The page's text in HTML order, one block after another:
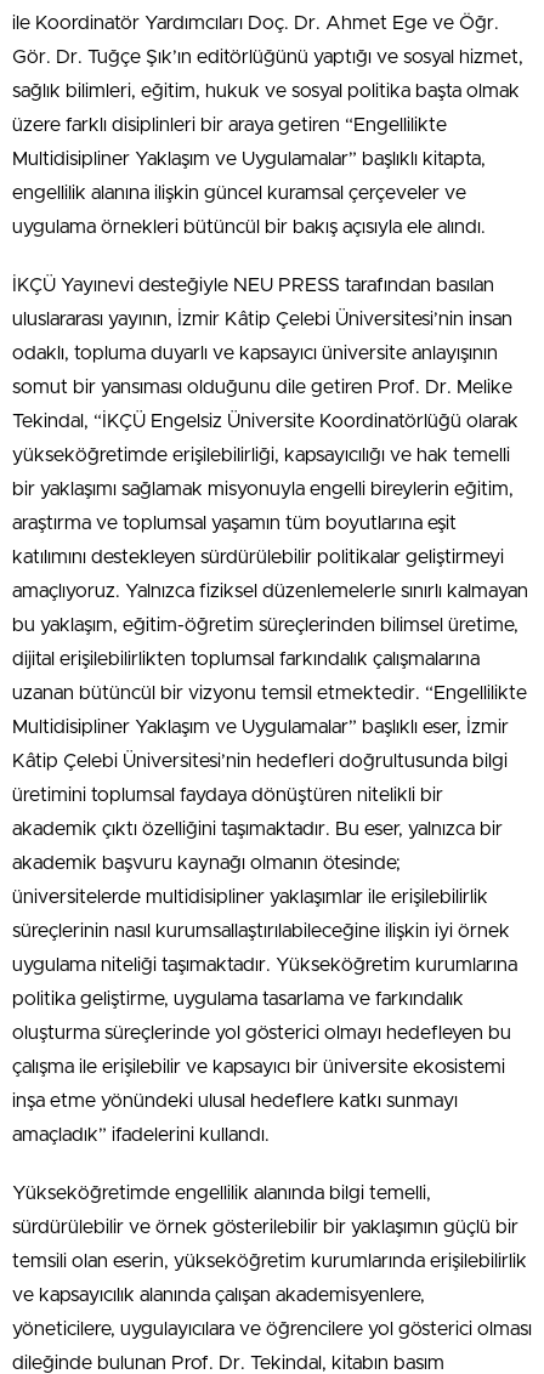
ile Koordinatör Yardımcıları Doç. Dr. Ahmet Ege ve Öğr.
Gör. Dr. Tuğçe Şık’ın editörlüğünü yaptığı ve sosyal hizmet,
sağlık bilimleri, eğitim, hukuk ve sosyal politika başta olmak
üzere farklı disiplinleri bir araya getiren “Engellilikte
Multidisipliner Yaklaşım ve Uygulamalar” başlıklı kitapta,
engellilik alanına ilişkin güncel kuramsal çerçeveler ve
uygulama örnekleri bütüncül bir bakış açısıyla ele alındı.
İKÇÜ Yayınevi desteğiyle NEU PRESS tarafından basılan
uluslararası yayının, İzmir Kâtip Çelebi Üniversitesi’nin insan
odaklı, topluma duyarlı ve kapsayıcı üniversite anlayışının
somut bir yansıması olduğunu dile getiren Prof. Dr. Melike
Tekindal, “İKÇÜ Engelsiz Üniversite Koordinatörlüğü olarak
yükseköğretimde erişilebilirliği, kapsayıcılığı ve hak temelli
bir yaklaşımı sağlamak misyonuyla engelli bireylerin eğitim,
araştırma ve toplumsal yaşamın tüm boyutlarına eşit
katılımını destekleyen sürdürülebilir politikalar geliştirmeyi
amaçlıyoruz. Yalnızca fiziksel düzenlemelerle sınırlı kalmayan
bu yaklaşım, eğitim-öğretim süreçlerinden bilimsel üretime,
dijital erişilebilirlikten toplumsal farkındalık çalışmalarına
uzanan bütüncül bir vizyonu temsil etmektedir. “Engellilikte
Multidisipliner Yaklaşım ve Uygulamalar” başlıklı eser, İzmir
Kâtip Çelebi Üniversitesi’nin hedefleri doğrultusunda bilgi
üretimini toplumsal faydaya dönüştüren nitelikli bir
akademik çıktı özelliğini taşımaktadır. Bu eser, yalnızca bir
akademik başvuru kaynağı olmanın ötesinde;
üniversitelerde multidisipliner yaklaşımlar ile erişilebilirlik
süreçlerinin nasıl kurumsallaştırılabileceğine ilişkin iyi örnek
uygulama niteliği taşımaktadır. Yükseköğretim kurumlarına
politika geliştirme, uygulama tasarlama ve farkındalık
oluşturma süreçlerinde yol gösterici olmayı hedefleyen bu
çalışma ile erişilebilir ve kapsayıcı bir üniversite ekosistemi
inşa etme yönündeki ulusal hedeflere katkı sunmayı
amaçladık” ifadelerini kullandı.
Yükseköğretimde engellilik alanında bilgi temelli,
sürdürülebilir ve örnek gösterilebilir bir yaklaşımın güçlü bir
temsili olan eserin, yükseköğretim kurumlarında erişilebilirlik
ve kapsayıcılık alanında çalışan akademisyenlere,
yöneticilere, uygulayıcılara ve öğrencilere yol gösterici olması
dileğinde bulunan Prof. Dr. Tekindal, kitabın basım